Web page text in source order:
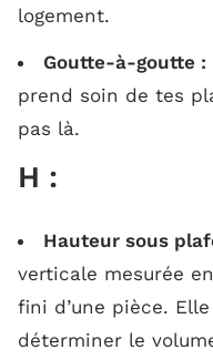
logement.
Goutte-à-goutte :
prend soin de tes
pas là.
H :
Hauteur sous
verticale mesurée
fini d’une pièce.
déterminer le